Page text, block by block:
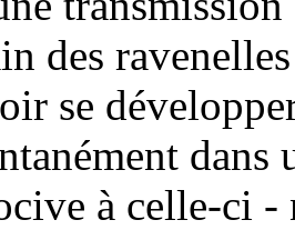
des
se
à celle-ci -